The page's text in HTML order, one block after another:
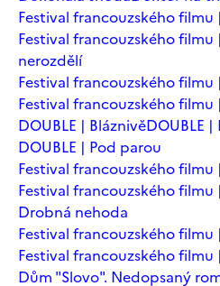
Festival francouzského
Festival francouzského
nerozdělí
Festival francouzského filmu
Festival francouzského
DOUBLE | BláznivěDOUBLE
DOUBLE | Pod parou
Festival francouzského filmu
Festival francouzského filmu
Drobná nehoda
Festival francouzského
Festival francouzského
Dům "Slovo". Nedopsaný